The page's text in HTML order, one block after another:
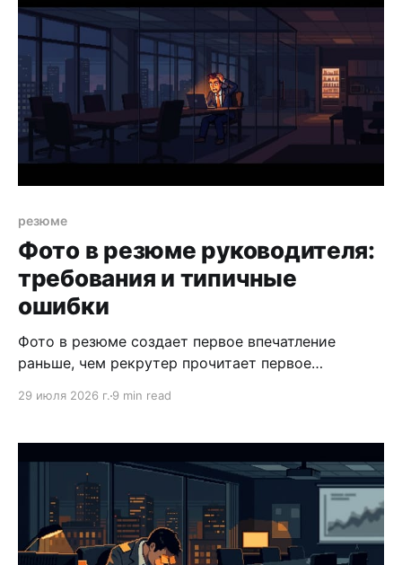
резюме
Фото в резюме руководителя:
требования и типичные
ошибки
Фото в резюме создает первое впечатление
раньше, чем рекрутер прочитает первое
29 июля 2026 г. 9 min read